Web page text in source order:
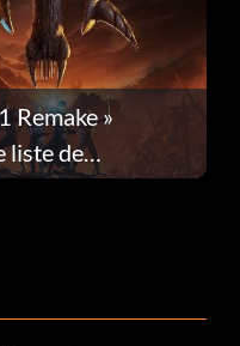
Remake »
liste de
à jour 1.0.4